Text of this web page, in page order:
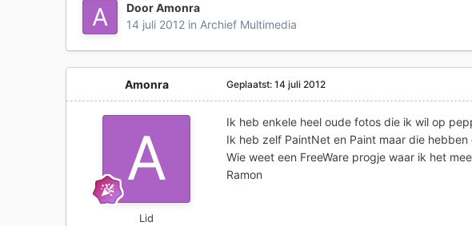
DoorAmonra
14 juli 2012 in Archief Multimedia
Amonra
Lid
Geplaatst:14 juli 2012
Ik heb enkele heel oude fotos die ik wil op
Ik heb zelf PaintNet en Paint maar die
Wie weet een FreeWare progje waar ik het
Ramon